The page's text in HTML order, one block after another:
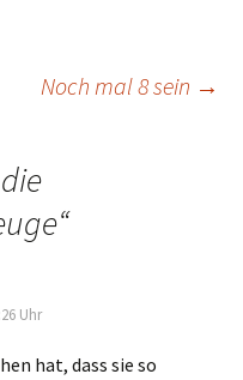
Noch mal 8 sein →
“
Uhr
hat, dass sie so